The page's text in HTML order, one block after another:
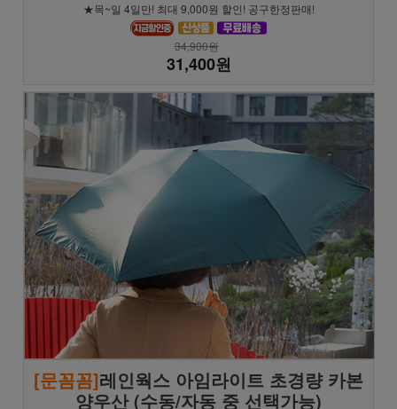
★목~일 4일만! 최대 9,000원 할인! 공구한정판매!
34,900원
31,400원
[문꼼꼼]레인웍스 아임라이트 초경량 카본
양우산 (수동/자동 중 선택가능)